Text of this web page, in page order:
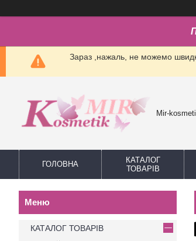
Зараз ,нажаль, не можемо
Mir-
ГОЛОВНА
КАТАЛОГ
ТОВАРІВ
КАТАЛОГ ТОВАРІВ